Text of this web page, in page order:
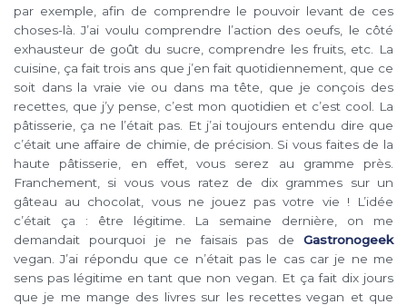
par exemple, afin de comprendre le pouvoir levant de ces
choses-là. J’ai voulu comprendre l’action des oeufs, le côté
exhausteur de goût du sucre, comprendre les fruits, etc. La
cuisine, ça fait trois ans que j’en fait quotidiennement, que ce
soit dans la vraie vie ou dans ma tête, que je conçois des
recettes, que j’y pense, c’est mon quotidien et c’est cool. La
pâtisserie, ça ne l’était pas. Et j’ai toujours entendu dire que
c’était une affaire de chimie, de précision. Si vous faites de la
haute pâtisserie, en effet, vous serez au gramme près.
Franchement, si vous vous ratez de dix grammes sur un
gâteau au chocolat, vous ne jouez pas votre vie ! L’idée
c’était ça : être légitime. La semaine dernière, on me
demandait pourquoi je ne faisais pas de Gastronogeek
vegan. J’ai répondu que ce n’était pas le cas car je ne me
sens pas légitime en tant que non vegan. Et ça fait dix jours
que je me mange des livres sur les recettes vegan et que